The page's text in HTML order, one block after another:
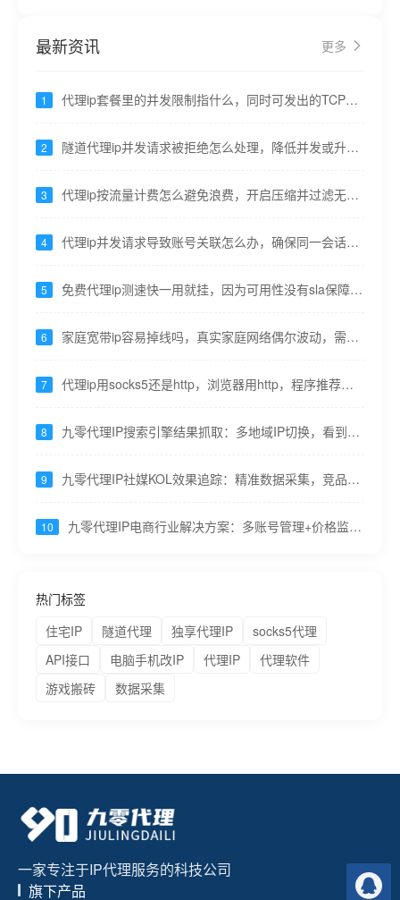
最新资讯 更多
1
代理ip套餐里的并发限制指什么，同时可发出的TCP连
2
隧道代理ip并发请求被拒绝怎么处理，降低并发或升级
3
代理ip按流量计费怎么避免浪费，开启压缩并过滤无用
4
代理ip并发请求导致账号关联怎么办，确保同一会话出
5
免费代理ip测速快一用就挂，因为可用性没有sla保障---
6
家庭宽带ip容易掉线吗，真实家庭网络偶尔波动，需重
7
代理ip用socks5还是http，浏览器用http，程序推荐
8
九零代理IP搜索引擎结果抓取：多地域IP切换，看到真
9
九零代理IP社媒KOL效果追踪：精准数据采集，竞品分
10
九零代理IP电商行业解决方案：多账号管理+价格监控
热门标签
住宅IP
隧道代理 独享代理IP
socks5代理
API接口
电脑手机改IP 代理IP
代理软件
游戏搬砖
数据采集
一家专注于IP代理服务的科技公司
旗下产品